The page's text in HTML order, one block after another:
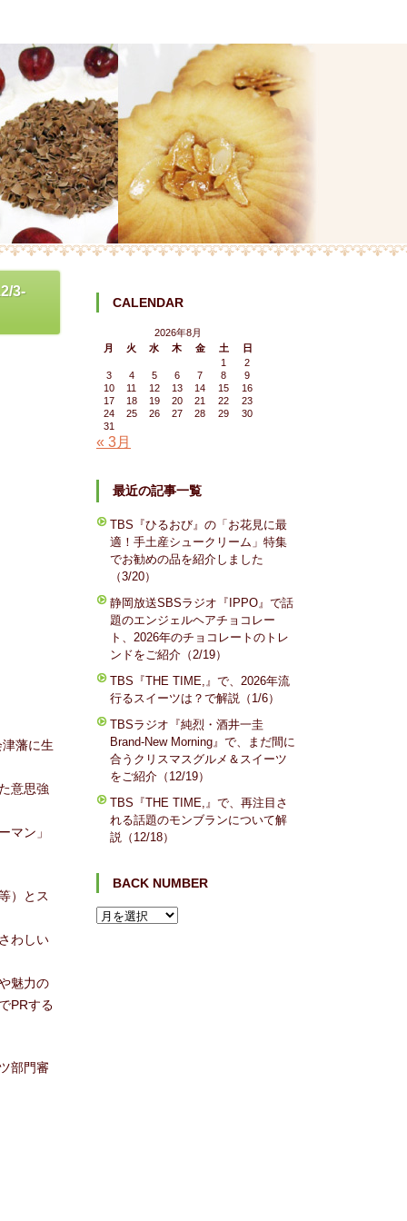
3-
藩に生
意思強
マン」
）とス
わしい
魅力の
PRする
部門審
CALENDAR
2026年8月
月
火 水 木 金 土
日
1
2
3
4 5 6 7 8
9
10
11 12 13 14 15
16
17
18 19 20 21 22
23
24
25 26 27 28 29
30
31
« 3月
最近の記事一覧
TBS『ひるおび』の「お花見に最
適！手土産シュークリーム」特集
でお勧めの品を紹介しました
（3/20）
静岡放送SBSラジオ『IPPO』で話
題のエンジェルヘアチョコレー
ト、2026年のチョコレートのトレ
ンドをご紹介（2/19）
TBS『THE TIME,』で、2026年流
行るスイーツは？で解説（1/6）
TBSラジオ『純烈・酒井一圭
Brand-New Morning』で、まだ間に
合うクリスマスグルメ＆スイーツ
をご紹介（12/19）
TBS『THE TIME,』で、再注目さ
れる話題のモンブランについて解
説（12/18）
BACK NUMBER